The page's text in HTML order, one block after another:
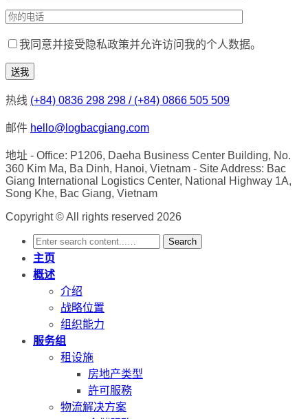
我同意并接受隐私政策并允许访问我的个人数据。
热线 (+84) 0836 298 298 / (+84) 0866 505 509
邮件 hello@logbacgiang.com
地址 - Office: P1206, Daeha Business Center Building, No.
360 Kim Ma, Ba Dinh, Hanoi, Vietnam - Site Address: Bac
Giang International Logistics Center, National Highway 1A,
Song Khe, Bac Giang, Vietnam
Copyright © All rights reserved 2026
Search
主页
概述
介绍
战略位置
组织能力
服务组
租设施
房地产类型
許可服務
物流解决方案